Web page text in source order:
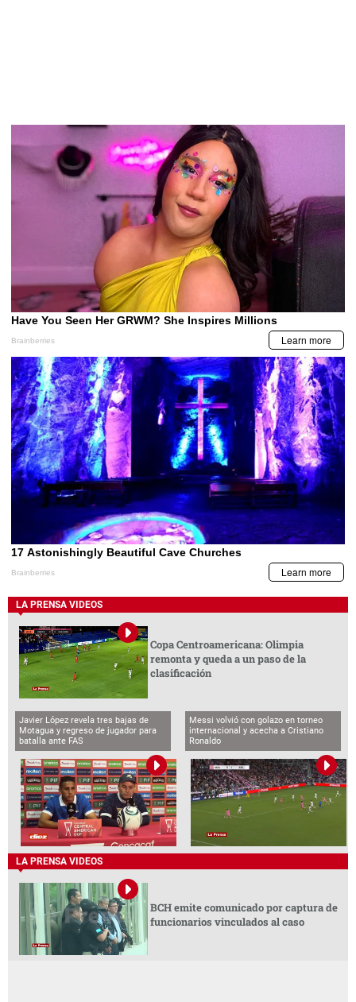
LA PRENSA VIDEOS
Copa Centroamericana: Olimpia
remonta y queda a un paso de la
clasificación
Javier López revela tres bajas de
Motagua y regreso de jugador para
batalla ante FAS
Messi volvió con golazo en torneo
internacional y acecha a Cristiano
Ronaldo
LA PRENSA VIDEOS
BCH emite comunicado por captura de
funcionarios vinculados al caso